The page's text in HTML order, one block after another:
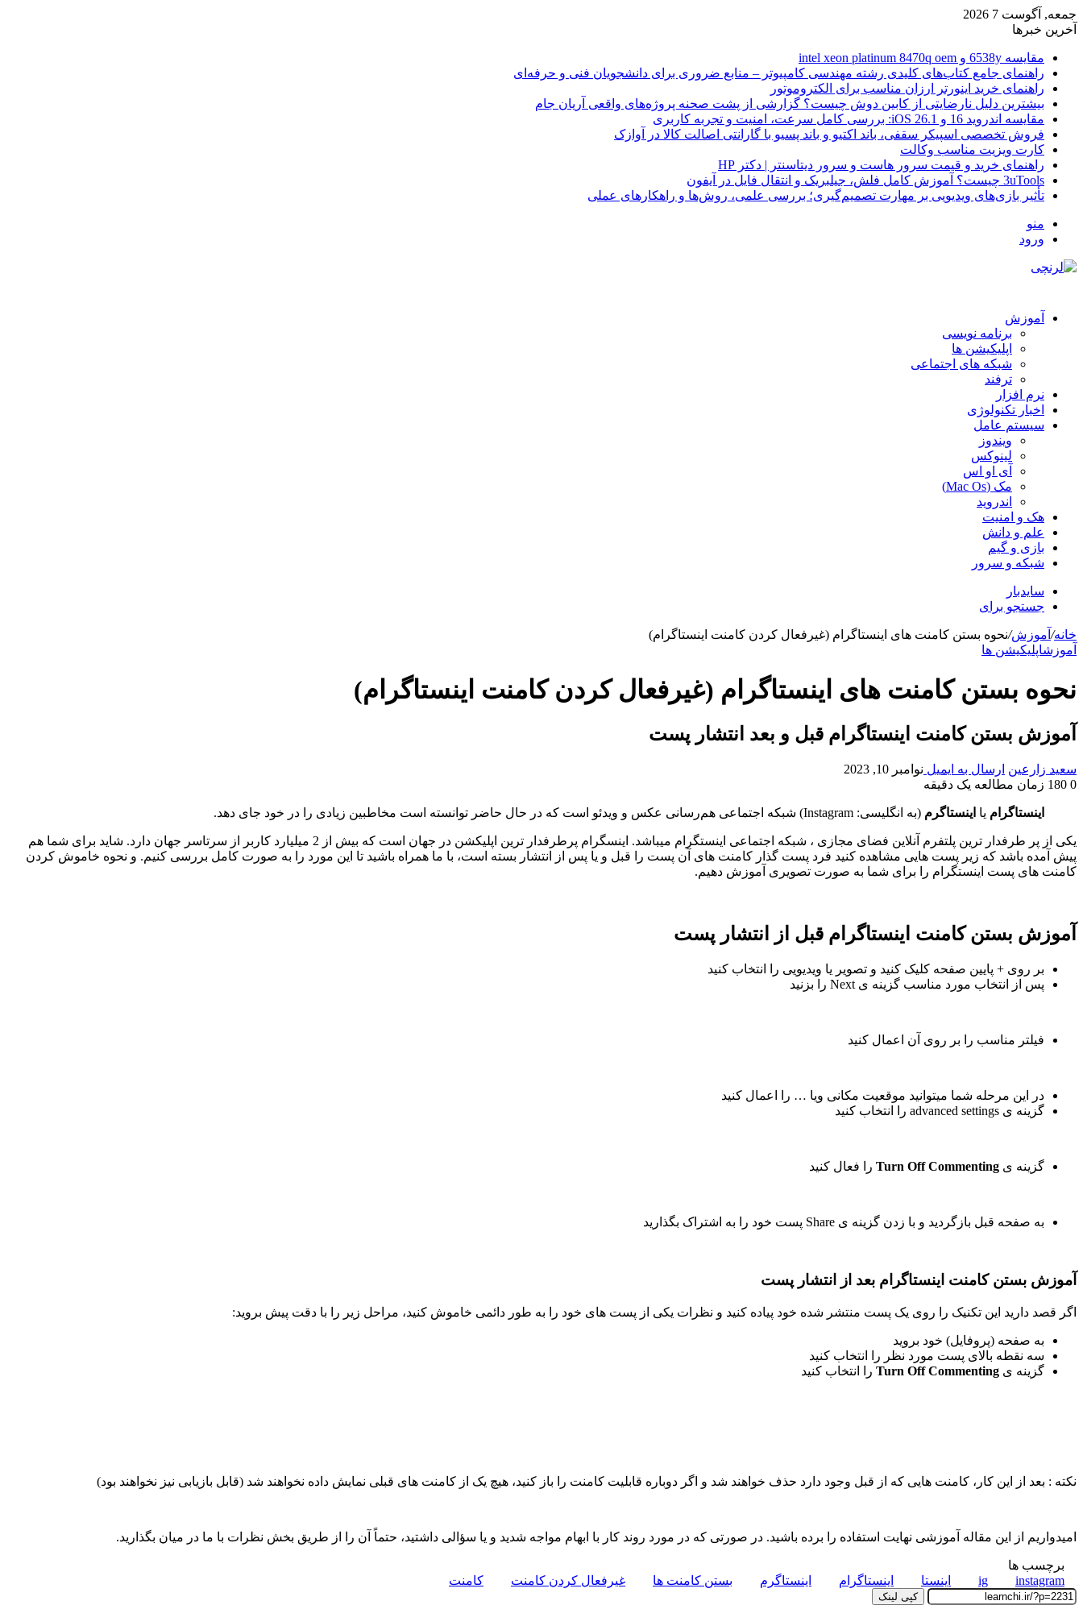
جمعه, آگوست 7 2026
آخرین خبرها
مقایسه 6538y و intel xeon platinum 8470q oem
راهنمای جامع کتاب‌های کلیدی رشته مهندسی کامپیوتر – منابع ضروری برای دانشجویان فنی و حرفه‌ای
راهنمای خرید اینورتر ارزان مناسب برای الکتروموتور
بیشترین دلیل نارضایتی از کابین دوش چیست؟ گزارشی از پشت صحنه پروژه‌های واقعی آریان جام
مقایسه اندروید 16 و iOS 26.1: بررسی کامل سرعت، امنیت و تجربه کاربری
فروش تخصصی اسپیکر سقفی، باند اکتیو و باند پسیو با گارانتی اصالت کالا در آوازک
کارت ویزیت مناسب وکالت
راهنمای خرید و قیمت سرور هاست و سرور دیتاسنتر | دکتر HP
3uTools چیست؟ آموزش کامل فلش، جیلبریک و انتقال فایل در آیفون
تأثیر بازی‌های ویدیویی بر مهارت تصمیم‌گیری؛ بررسی علمی، روش‌ها و راهکارهای عملی
منو
ورود
آموزش
برنامه نویسی
اپلیکیشن ها
شبکه های اجتماعی
ترفند
نرم افزار
اخبار تکنولوژی
سیستم عامل
ویندوز
لینوکس
آی او اس
مک (Mac Os)
اندروید
هک و امنیت
علم و دانش
بازی و گیم
شبکه و سرور
سایدبار
جستجو برای
خانه/ آموزش/نحوه بستن کامنت های اینستاگرام (غیرفعال کردن کامنت اینستاگرام)
آموزشاپلیکیشن ها
نحوه بستن کامنت های اینستاگرام (غیرفعال کردن کامنت اینستاگرام)
آموزش بستن کامنت اینستاگرام قبل و بعد انتشار پست
سعید زارعین ارسال به ایمیل نوامبر 10, 2023
0
زمان مطالعه یک دقیقه
اینستاگرام یا اینستاگرم (به انگلیسی: Instagram) شبکه اجتماعی هم‌رسانی عکس و ویدئو است که در حال حاضر توانسته است مخاطبین زیادی را در خود جای دهد.
یکی از پر طرفدار ترین پلتفرم آنلاین فضای مجازی ، شبکه اجتماعی اینستگرام میباشد. اینسگرام پرطرفدار ترین اپلیکشن در جهان است که بیش از 2 میلیارد کاربر از سرتاسر جهان دارد. شاید برای شما هم
پیش آمده باشد که زیر پست هایی مشاهده کنید فرد پست گذار کامنت های آن پست را قبل و یا پس از انتشار بسته است، با ما همراه باشید تا این مورد را به صورت کامل بررسی کنیم. و نحوه خاموش کردن
کامنت های پست اینستگرام را برای شما به صورت تصویری آموزش دهیم.
آموزش بستن کامنت اینستاگرام قبل از انتشار پست
بر روی + پایین صفحه کلیک کنید و تصویر یا ویدیویی را انتخاب کنید
پس از انتخاب مورد مناسب گزینه ی Next را بزنید
فیلتر مناسب را بر روی آن اعمال کنید
در این مرحله شما میتوانید موقعیت مکانی ویا … را اعمال کنید
گزینه ی advanced settings را انتخاب کنید
گزینه ی Turn Off Commenting را فعال کنید
به صفحه قبل بازگردید و با زدن گزینه ی Share پست خود را به اشتراک بگذارید
آموزش بستن کامنت اینستاگرام بعد از انتشار پست
اگر قصد دارید این تکنیک را روی یک پست منتشر شده خود پیاده کنید و نظرات یکی از پست های خود را به طور دائمی خاموش کنید، مراحل زیر را با دقت پیش بروید:
به صفحه (پروفایل) خود بروید
سه نقطه بالای پست مورد نظر را انتخاب کنید
گزینه ی Turn Off Commenting را انتخاب کنید
نکته : بعد از این کار، کامنت هایی که از قبل وجود دارد حذف خواهند شد و اگر دوباره قابلیت کامنت را باز کنید، هیچ یک از کامنت های قبلی نمایش داده نخواهند شد (قابل بازیابی نیز نخواهند بود)
امیدواریم از این مقاله آموزشی نهایت استفاده را برده باشید. در صورتی که در مورد روند کار با ابهام مواجه شدید و یا سؤالی داشتید، حتماً آن را از طریق بخش نظرات با ما در میان بگذارید.
برچسب ها
ig
instagram اینستا اینستاگرام اینستاگرم بستن کامنت ها غیرفعال کردن کامنت کامنت
کپی لینک